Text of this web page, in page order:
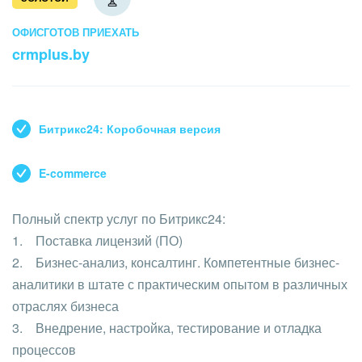
ОФИСГОТОВ ПРИЕХАТЬ
crmplus.by
Битрикс24: Коробочная версия
E-commerce
Полный спектр услуг по Битрикс24:
1. Поставка лицензий (ПО)
2. Бизнес-анализ, консалтинг. Компетентные бизнес-
аналитики в штате с практическим опытом в различных
отраслях бизнеса
3. Внедрение, настройка, тестирование и отладка
процессов